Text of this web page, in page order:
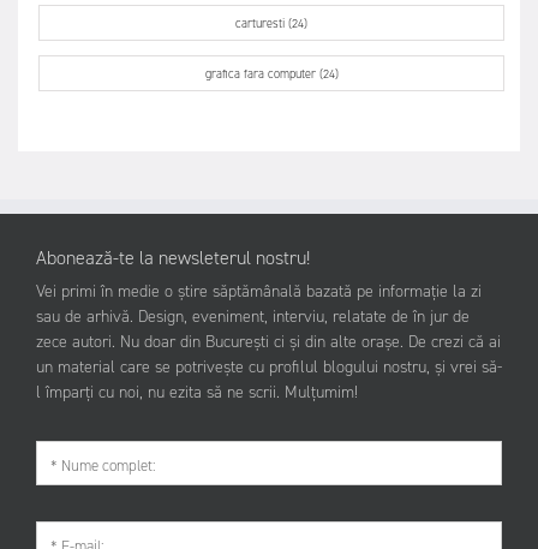
carturesti (24)
grafica fara computer (24)
Abonează-te la newsleterul nostru!
Vei primi în medie o știre săptămânală bazată pe informație la zi
sau de arhivă. Design, eveniment, interviu, relatate de în jur de
zece autori. Nu doar din București ci și din alte orașe. De crezi că ai
un material care se potrivește cu profilul blogului nostru, și vrei să-
l împarți cu noi, nu ezita să ne scrii. Mulțumim!